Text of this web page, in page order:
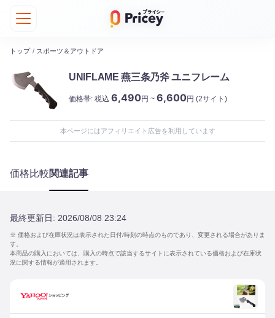
トップ / スポーツ＆アウトドア
UNIFLAME 燕三条乃斧 ユニフレーム
価格帯: 税込 6,490円 ~ 6,600円 (2サイト)
本ページにはアフィリエイト広告を利用しています
価格比較関連記事
最終更新日: 2026/08/08 23:24
※ 価格および在庫状況は表示された日付/時刻の時点のものであり、変更される場合がありま
す。
本商品の購入においては、購入の時点で該当するサイトに表示されている価格および在庫状
況に関する情報が適用されます。